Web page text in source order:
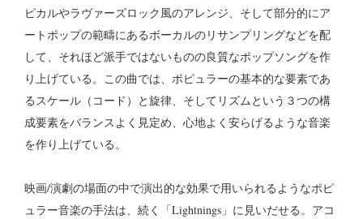
ピカルやラヴァーズロック風のアレンジ、そして部分的にア
ートポップの範疇にあるボーカルのリサンプリングなどを配
して、それほど派手ではないものの良質なポップソングを作
り上げている。この曲では、ポピュラーの基本的な要素であ
るスケール（コード）と旋律、そしてリズムという３つの構
成要素をバランスよく見定め、心地よく安らげるような音楽
を作り上げている。
映画/演劇の場面の中で演出的な効果で用いられるようなポピ
ュラー音楽の手法は、続く「Lightnings」に見いだせる。アコ